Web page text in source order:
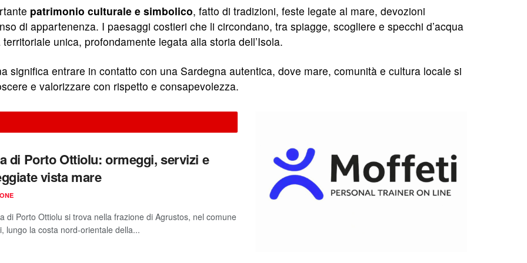
patrimonio culturale e simbolico, fatto di tradizioni, feste legate al mare, devozioni
di appartenenza. I paesaggi costieri che li circondano, tra spiagge, scogliere e specchi d’acqua
unica, profondamente legata alla storia dell’Isola.
significa entrare in contatto con una Sardegna autentica, dove mare, comunità e cultura locale si
e valorizzare con rispetto e consapevolezza.
di Porto Ottiolu: ormeggi, servizi e
vista mare
di Porto Ottiolu si trova nella frazione di Agrustos, nel comune
lungo la costa nord-orientale della...